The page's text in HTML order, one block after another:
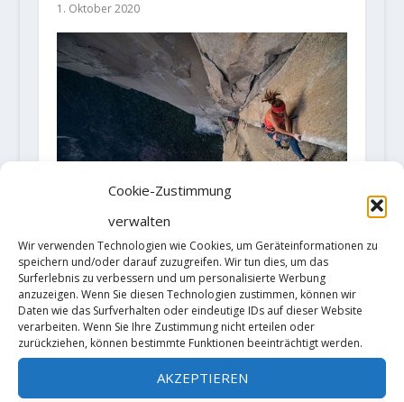
Cookie-Zustimmung
verwalten
Wir verwenden Technologien wie Cookies, um Geräteinformationen zu
speichern und/oder darauf zuzugreifen. Wir tun dies, um das
Surferlebnis zu verbessern und um personalisierte Werbung
anzuzeigen. Wenn Sie diesen Technologien zustimmen, können wir
Daten wie das Surfverhalten oder eindeutige IDs auf dieser Website
verarbeiten. Wenn Sie Ihre Zustimmung nicht erteilen oder
zurückziehen, können bestimmte Funktionen beeinträchtigt werden.
AKZEPTIEREN
1. Oktober 2020
Barbara Zangerl und Jacobo
Larcher klettern „The Nose“
(5.14a/X+) frei
25. November 2019